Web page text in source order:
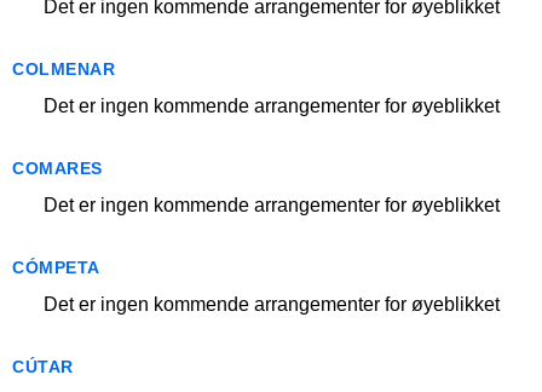
Det er ingen kommende arrangementer for øyeblikket
COLMENAR
Det er ingen kommende arrangementer for øyeblikket
COMARES
Det er ingen kommende arrangementer for øyeblikket
CÓMPETA
Det er ingen kommende arrangementer for øyeblikket
CÚTAR